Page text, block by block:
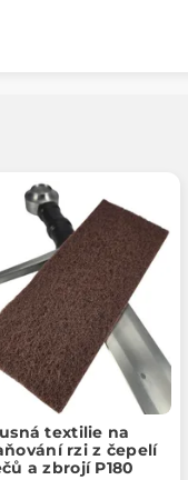
textilie na
rzi z čepelí
a zbrojí P180